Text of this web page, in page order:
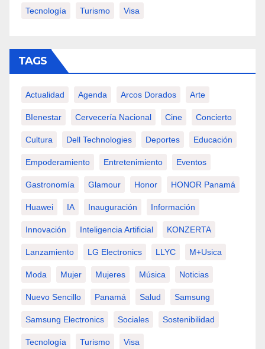
Tecnología Turismo Visa
TAGS
Actualidad Agenda Arcos Dorados Arte
BIenestar Cervecería Nacional Cine Concierto
Cultura Dell Technologies Deportes Educación
Empoderamiento Entretenimiento Eventos
Gastronomía Glamour Honor HONOR Panamá
Huawei IA Inauguración Información
Innovación Inteligencia Artificial KONZERTA
Lanzamiento LG Electronics LLYC M+usica
Moda Mujer Mujeres Música Noticias
Nuevo Sencillo Panamá Salud Samsung
Samsung Electronics Sociales Sostenibilidad
Tecnología Turismo Visa